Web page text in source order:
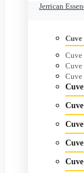
Jerrican
Cuve
Cuve
Cuve